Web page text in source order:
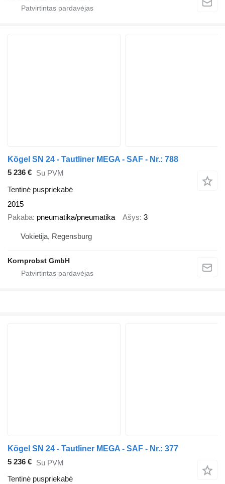
Kögel SN 24 - Tautliner MEGA - SAF - Nr.: 788
5 236 € Su PVM
Tentinė puspriekabė
2015
Pakaba pneumatika/pneumatika Ašys 3
Vokietija, Regensburg
Kornprobst GmbH
Kögel SN 24 - Tautliner MEGA - SAF - Nr.: 377
5 236 € Su PVM
Tentinė puspriekabė